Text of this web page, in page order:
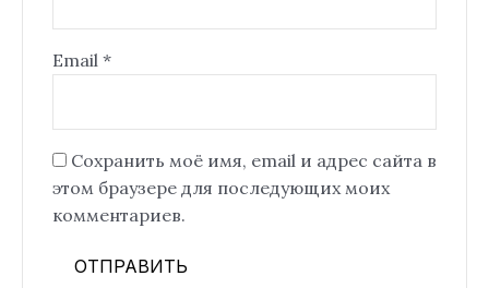
Email *
Сохранить моё имя, email и адрес сайта в
этом браузере для последующих моих
комментариев.